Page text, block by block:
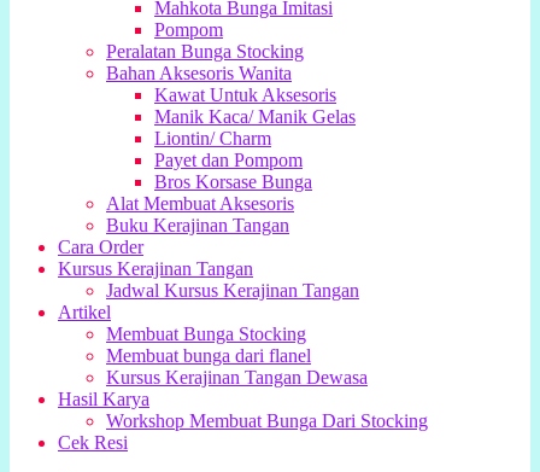
Mahkota Bunga Imitasi
Pompom
Peralatan Bunga Stocking
Bahan Aksesoris Wanita
Kawat Untuk Aksesoris
Manik Kaca/ Manik Gelas
Liontin/ Charm
Payet dan Pompom
Bros Korsase Bunga
Alat Membuat Aksesoris
Buku Kerajinan Tangan
Cara Order
Kursus Kerajinan Tangan
Jadwal Kursus Kerajinan Tangan
Artikel
Membuat Bunga Stocking
Membuat bunga dari flanel
Kursus Kerajinan Tangan Dewasa
Hasil Karya
Workshop Membuat Bunga Dari Stocking
Cek Resi